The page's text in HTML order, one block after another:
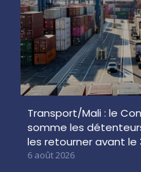
Transport/Mali : le
somme les
les retourner avant le
6 août 2026